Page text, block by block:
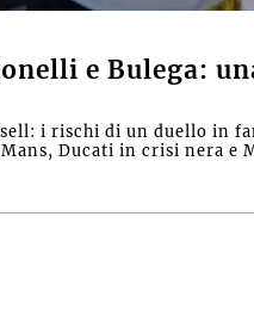
e Bulega:
i rischi di un duello in
Ducati in crisi nera e